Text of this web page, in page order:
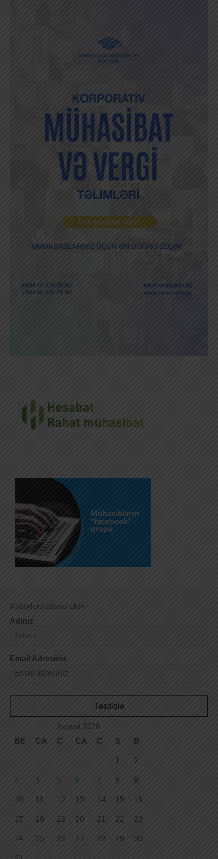
Xəbərlərə abunə olun
Adınız
Email Adresiniz
Təsdiqlə
Avqust 2026
BE
ÇA Ç CA C Ş B
1 2
3 4 5 6 7 8 9
10 11 12 13 14 15 16
17 18 19 20 21 22 23
24 25 26 27 28 29 30